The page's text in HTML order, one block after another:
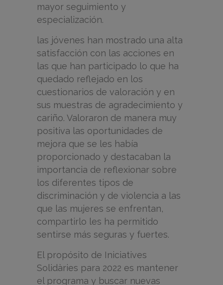
mayor seguimiento y
especialización.
las jóvenes han mostrado una alta
satisfacción con las acciones en
las que han participado lo que ha
quedado reflejado en los
cuestionarios de valoración y en
sus muestras de agradecimiento y
cariño. Valoraron de manera muy
positiva las oportunidades de
mejora que se les había
proporcionado y destacaban la
importancia de reflexionar sobre
los diferentes tipos de
discriminación y de violencia a las
que las mujeres se enfrentan,
compartirlo les ha permitido
sentirse más seguras y fuertes.
El propósito de Iniciatives
Solidàries para 2022 es mantener
el programa y buscar nuevas